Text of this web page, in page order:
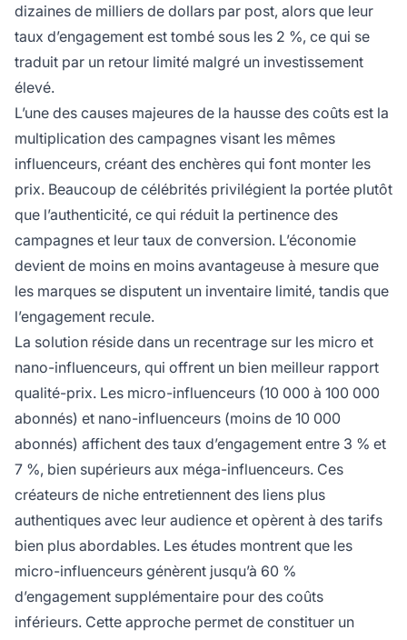
dizaines de milliers de dollars par post, alors que leur
taux d’engagement est tombé sous les 2 %, ce qui se
traduit par un retour limité malgré un investissement
élevé.
L’une des causes majeures de la hausse des coûts est la
multiplication des campagnes visant les mêmes
influenceurs, créant des enchères qui font monter les
prix. Beaucoup de célébrités privilégient la portée plutôt
que l’authenticité, ce qui réduit la pertinence des
campagnes et leur taux de conversion. L’économie
devient de moins en moins avantageuse à mesure que
les marques se disputent un inventaire limité, tandis que
l’engagement recule.
La solution réside dans un recentrage sur les micro et
nano-influenceurs, qui offrent un bien meilleur rapport
qualité-prix. Les micro-influenceurs (10 000 à 100 000
abonnés) et nano-influenceurs (moins de 10 000
abonnés) affichent des taux d’engagement entre 3 % et
7 %, bien supérieurs aux méga-influenceurs. Ces
créateurs de niche entretiennent des liens plus
authentiques avec leur audience et opèrent à des tarifs
bien plus abordables. Les études montrent que les
micro-influenceurs génèrent jusqu’à 60 %
d’engagement supplémentaire pour des coûts
inférieurs. Cette approche permet de constituer un